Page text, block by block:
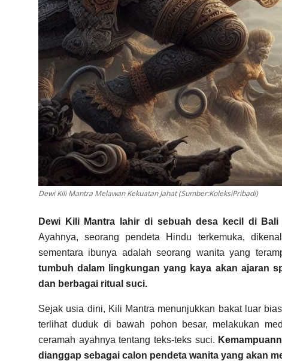
Dewi Kili Mantra Melawan Kekuatan Jahat (Sumber:KoleksiPribadi)
Dewi Kili Mantra lahir di sebuah desa kecil di
Ayahnya, seorang pendeta Hindu terkemuka,
sementara ibunya adalah seorang wanita yang
tumbuh dalam lingkungan yang kaya akan ajaran
dan berbagai ritual suci.
Sejak usia dini, Kili Mantra menunjukkan bakat luar
terlihat duduk di bawah pohon besar, melakukan
ceramah ayahnya tentang teks-teks suci.
dianggap sebagai calon pendeta wanita yang akan